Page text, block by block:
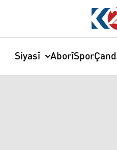
Siyasî AborîSporÇand